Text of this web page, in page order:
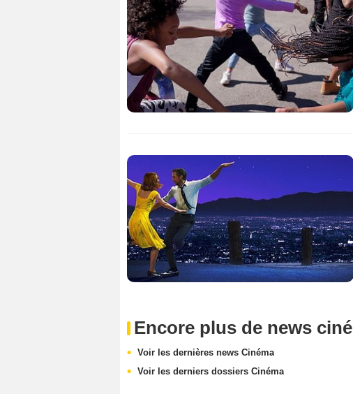
Encore plus de news ciné
Voir les dernières news Cinéma
Voir les derniers dossiers Cinéma